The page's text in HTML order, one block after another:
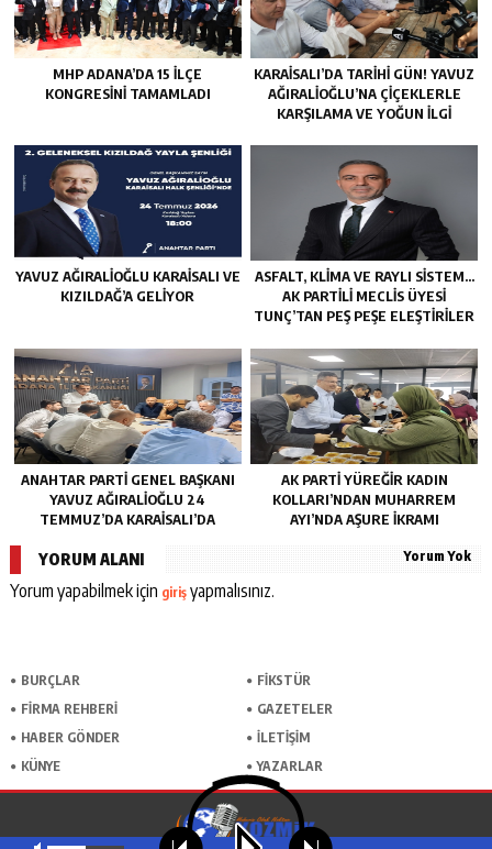
MHP ADANA’DA 15 İLÇE
KONGRESINI TAMAMLADI
KARAISALI’DA TARIHI GÜN! YAVUZ
AĞIRALIOĞLU’NA ÇIÇEKLERLE
KARŞILAMA VE YOĞUN İLGI
YAVUZ AĞIRALIOĞLU KARAISALI VE
KIZILDAĞ’A GELIYOR
ASFALT, KLIMA VE RAYLI SISTEM…
AK PARTILI MECLIS ÜYESI
TUNÇ’TAN PEŞ PEŞE ELEŞTIRILER
ANAHTAR PARTI GENEL BAŞKANI
YAVUZ AĞIRALIOĞLU 24
TEMMUZ’DA KARAISALI’DA
AK PARTI YÜREĞIR KADIN
KOLLARI’NDAN MUHARREM
AYI’NDA AŞURE İKRAMI
YORUM ALANI Yorum Yok
Yorum yapabilmek için girişyapmalısınız.
BURÇLAR
FİKSTÜR
FİRMA REHBERİ
GAZETELER
HABER GÖNDER
İLETİŞİM
KÜNYE
YAZARLAR